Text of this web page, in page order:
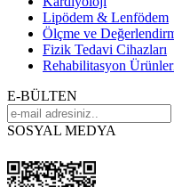
Lipödem & Lenfödem
Ölçme ve
Fizik Tedavi Cihazları
Rehabilitasyon
E-BÜLTEN
SOSYAL MEDYA